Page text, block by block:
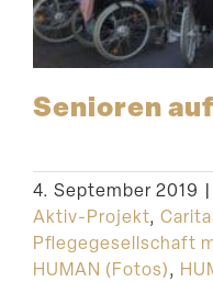
Senioren
4. September 2019 |
Aktiv-Projekt,
Pflegegesellschaft
HUMAN (Fotos),